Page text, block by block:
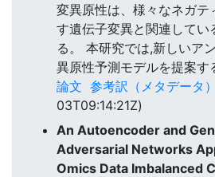
変異原性は、様々なネガテ
す遺伝子変異と関連してい
る。 本研究では,新しいア
異原性予測モデルを提案す
論文 参考訳（メタデータ）
03T09:14:21Z)
An Autoencoder and
Adversarial Networks
Omics Data Imbalanced